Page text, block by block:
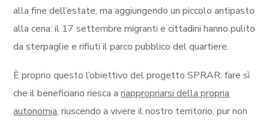
alla fine dell’estate, ma aggiungendo un piccolo antipasto
alla cena: il 17 settembre migranti e cittadini hanno pulito
da sterpaglie e rifiuti il parco pubblico del quartiere.
È proprio questo l’obiettivo del progetto SPRAR: fare sì
che il beneficiario riesca ariappropriarsi della propria
autonomia, riuscendo a vivere il nostro territorio, pur non